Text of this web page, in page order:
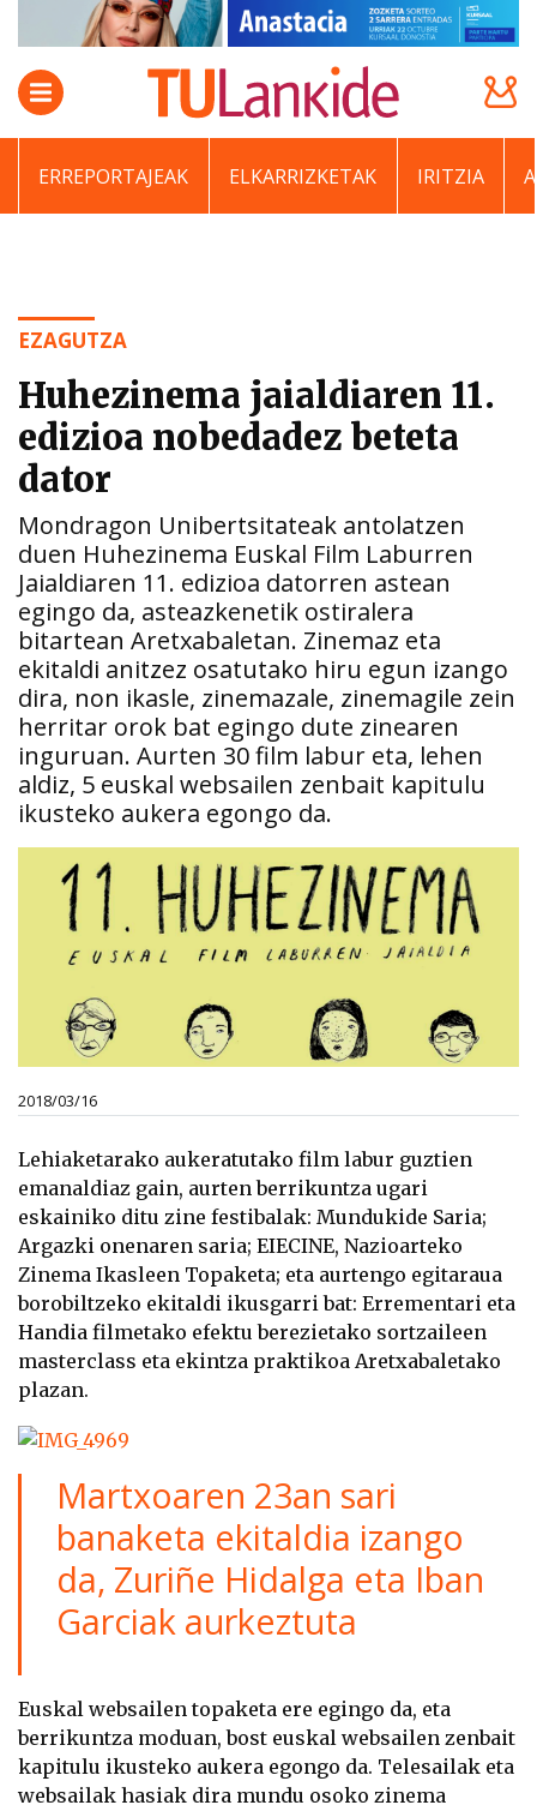
ERREPORTAJEAK ELKARRIZKETAK IRITZIA
EZAGUTZA
Huhezinema jaialdiaren 11.
edizioa nobedadez beteta
dator
Mondragon Unibertsitateak antolatzen
duen Huhezinema Euskal Film Laburren
Jaialdiaren 11. edizioa datorren astean
egingo da, asteazkenetik ostiralera
bitartean Aretxabaletan. Zinemaz eta
ekitaldi anitzez osatutako hiru egun izango
dira, non ikasle, zinemazale, zinemagile zein
herritar orok bat egingo dute zinearen
inguruan. Aurten 30 film labur eta, lehen
aldiz, 5 euskal websailen zenbait kapitulu
ikusteko aukera egongo da.
2018/03/16
Lehiaketarako aukeratutako film labur guztien
emanaldiaz gain, aurten berrikuntza ugari
eskainiko ditu zine festibalak: Mundukide Saria;
Argazki onenaren saria; EIECINE, Nazioarteko
Zinema Ikasleen Topaketa; eta aurtengo egitaraua
borobiltzeko ekitaldi ikusgarri bat: Errementari eta
Handia filmetako efektu berezietako sortzaileen
masterclass eta ekintza praktikoa Aretxabaletako
plazan.
Martxoaren 23an sari
banaketa ekitaldia izango
da, Zuriñe Hidalga eta Iban
Garciak aurkeztuta
Euskal websailen topaketa ere egingo da, eta
berrikuntza moduan, bost euskal websailen zenbait
kapitulu ikusteko aukera egongo da. Telesailak eta
websailak hasiak dira mundu osoko zinema